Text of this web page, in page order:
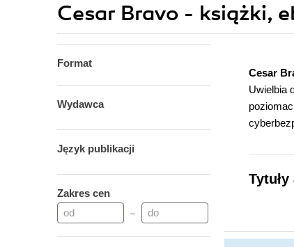
Cesar Bravo - książki,
Format
Wydawca
Język publikacji
Zakres cen
–
Cesar
Uwielbia